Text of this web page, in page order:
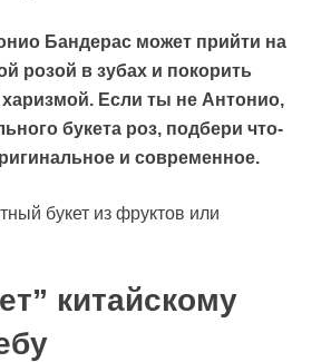
Бандерас может прийти на
розой в зубах и покорить
Если ты не Антонио,
букета роз, подбери что-
и современное.
букет из фруктов или
китайскому